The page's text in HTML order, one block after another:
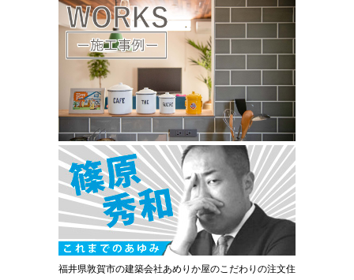
福井県敦賀市の建築会社あめりか屋のこだわりの注文住